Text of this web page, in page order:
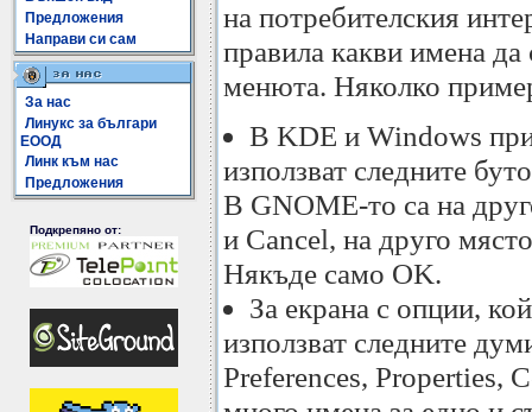
Предложения
Направи си сам
За нас
Линукс за българи
ЕООД
Линк към нас
Предложения
Подкрепяно от:
на потребителския
правила какви имена
менюта. Няколко
В KDE и Windows
използват следните
В GNOME-то са на
и Cancel, на друго
Някъде само OK.
За екрана с опции,
използват следните
Preferences, Properties,